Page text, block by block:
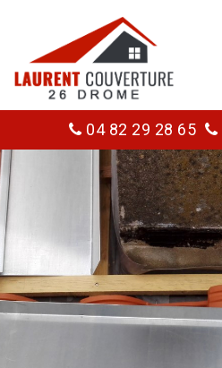
04 82 29 28 65